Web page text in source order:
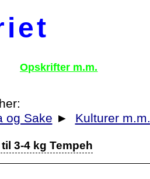
Opskrifter m.m.
og Sake ► Kulturer m.m.
3-4 kg Tempeh